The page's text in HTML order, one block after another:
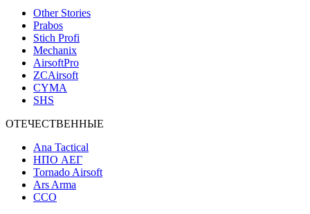
Other Stories
Prabos
Stich Profi
Mechanix
AirsoftPro
ZCAirsoft
CYMA
SHS
ОТЕЧЕСТВЕННЫЕ
Ana Tactical
НПО АЕГ
Tornado Airsoft
Ars Arma
ССО